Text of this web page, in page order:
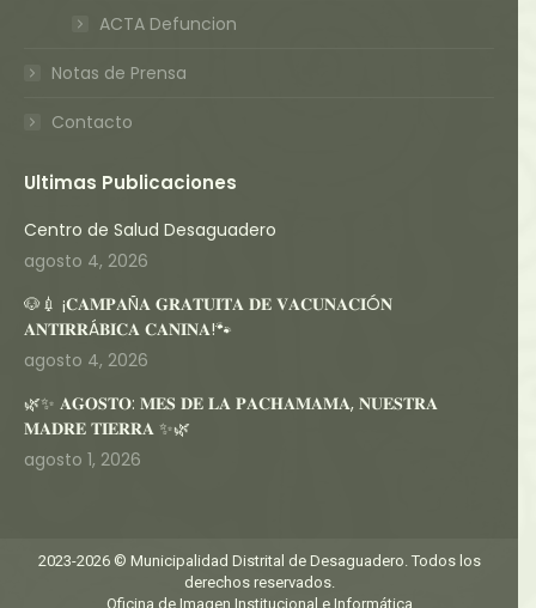
ACTA Defuncion
Notas de Prensa
Contacto
Ultimas Publicaciones
Centro de Salud Desaguadero
agosto 4, 2026
🐶💉 ¡𝐂𝐀𝐌𝐏𝐀Ñ𝐀 𝐆𝐑𝐀𝐓𝐔𝐈𝐓𝐀 𝐃𝐄 𝐕𝐀𝐂𝐔𝐍𝐀𝐂𝐈Ó𝐍
𝐀𝐍𝐓𝐈𝐑𝐑Á𝐁𝐈𝐂𝐀 𝐂𝐀𝐍𝐈𝐍𝐀!🐾
agosto 4, 2026
🌿✨ 𝐀𝐆𝐎𝐒𝐓𝐎: 𝐌𝐄𝐒 𝐃𝐄 𝐋𝐀 𝐏𝐀𝐂𝐇𝐀𝐌𝐀𝐌𝐀, 𝐍𝐔𝐄𝐒𝐓𝐑𝐀
𝐌𝐀𝐃𝐑𝐄 𝐓𝐈𝐄𝐑𝐑𝐀 ✨🌿
agosto 1, 2026
2023-2026 © Municipalidad Distrital de Desaguadero. Todos los
derechos reservados.
Oficina de Imagen Institucional e Informática